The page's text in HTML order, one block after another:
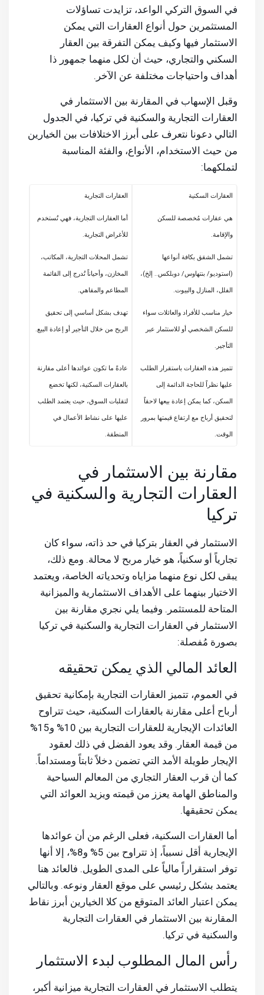
في السوق التركي الواعد، تزايدت تساؤلات
المستثمرين حول أنواع العقارات التي يمكن
الاستثمار فيها وكيف يمكن التفرقة بين العقار
السكني والتجاري، حيث أن لكل منهما جمهور ذا
أهداف واحتياجات مختلفة عن الآخر.
وقبل الإسهاب في المقارنة بين الاستثمار في
العقارات التجارية والسكنية في تركيا، في الجدول
التالي دعونا نتعرف على أبرز الاختلافات بين الخيارين
من حيث الاستخدام، الأنواع، والفئة المناسبة
لتملكهما:
العقارات السكنية العقارات التجارية
هي عقارات مُخصصة للسكن
والإقامة.
أما العقارات التجارية، فهي تُستخدم
للأغراض التجارية.
تشمل الشقق بكافة أنواعها
(استوديو/ بنتهاوس/ دوبلكس.. إلخ)،
الفلل، المنازل والبيوت.
تشمل المحلات التجارية، المكاتب،
المخازن، وأحياناً تُدرج إلى القائمة
المطاعم والمقاهي.
خيار مناسب للأفراد والعائلات سواء
للسكن الشخصي أو للاستثمار عبر
التأجير.
تهدف بشكل أساسي إلى تحقيق
الربح من خلال التأجير أو إعادة البيع.
تتميز هذه العقارات باستقرار الطلب
عليها نظراً للحاجة الدائمة إلى
السكن، كما يمكن إعادة بيعها لاحقاً
لتحقيق أرباح مع ارتفاع قيمتها بمرور
الوقت.
عادةً ما تكون عوائدها أعلى مقارنة
بالعقارات السكنية، لكنها تخضع
لتقلبات السوق، حيث يعتمد الطلب
عليها على نشاط الأعمال في
المنطقة.
مقارنة بين الاستثمار في
العقارات التجارية والسكنية في
تركيا
الاستثمار في العقار بتركيا في حد ذاته، سواء كان
تجارياً أو سكنياً، هو خيار مربح لا محالة. ومع ذلك،
يبقى لكل نوع منهما مزاياه وتحدياته الخاصة، ويعتمد
الاختيار بينهما على الأهداف الاستثمارية والميزانية
المتاحة للمستثمر. وفيما يلي نجري مقارنة بين
الاستثمار في العقارات التجارية والسكنية في تركيا
بصورة مُفصلة:
العائد المالي الذي يمكن تحقيقه
في العموم، تتميز العقارات التجارية بإمكانية تحقيق
أرباح أعلى مقارنة بالعقارات السكنية، حيث تتراوح
العائدات الإيجارية للعقارات التجارية بين 10% و15%
من قيمة العقار. وقد يعود الفضل في ذلك لعقود
الإيجار طويلة الأمد التي تضمن دخلاً ثابتاً ومستداماً.
كما أن قرب العقار التجاري من المعالم السياحية
والمناطق الهامة يعزز من قيمته ويزيد العوائد التي
يمكن تحقيقها.
أما العقارات السكنية، فعلى الرغم من أن عوائدها
الإيجارية أقل نسبياً، إذ تتراوح بين 5% و8%، إلا أنها
توفر استقراراً مالياً على المدى الطويل. فالعائد هنا
يعتمد بشكل رئيسي على موقع العقار ونوعه. وبالتالي
يمكن اعتبار العائد المتوقع من كلا الخيارين أبرز نقاط
المقارنة بين الاستثمار في العقارات التجارية
والسكنية في تركيا.
رأس المال المطلوب لبدء الاستثمار
يتطلب الاستثمار في العقارات التجارية ميزانية أكبر،